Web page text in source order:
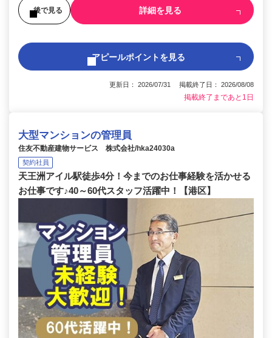
後で見る 詳細を見る
アピールポイントを見る
更新日： 2026/07/31 掲載終了日： 2026/08/08
掲載終了まであと1日
大型マンションの管理員
住友不動産建物サービス 株式会社/hka24030a
契約社員
天王洲アイル駅徒歩4分！今までのお仕事経験を活かせる
お仕事です♪40～60代スタッフ活躍中！【港区】